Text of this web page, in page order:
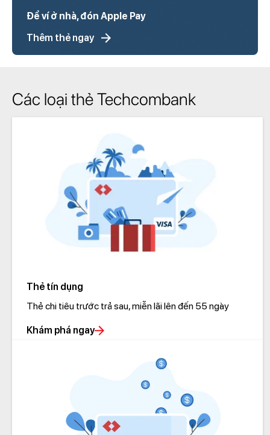
Để ví ở nhà, đón Apple Pay
Thêm thẻ ngay
Các loại thẻ Techcombank
Thẻ tín dụng
Thẻ chi tiêu trước trả sau, miễn lãi lên đến 55 ngày
Khám phá ngay